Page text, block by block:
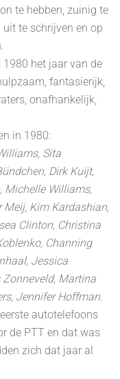
te hebben, zuinig te
te schrijven en op
het jaar van de
fantasierijk,
onafhankelijk,
in 1980:
Sita
Dirk Kuijt,
Michelle Williams,
Kim Kardashian,
Clinton, Christina
Channing
Jessica
Martina
Jennifer Hoffman.
autotelefoons
de PTT en dat was
zich dat jaar al